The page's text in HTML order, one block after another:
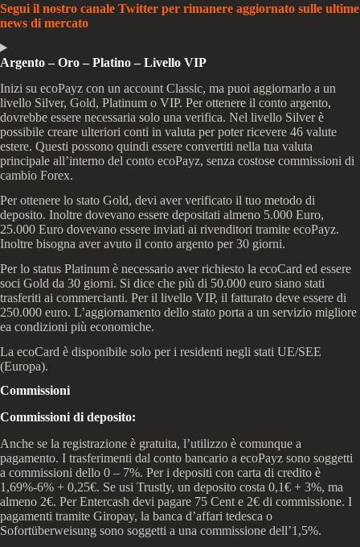
Segui il nostro canale Twitter per rimanere aggiornato sulle ultime
news di mercato
Argento – Oro – Platino – Livello VIP
Inizi su ecoPayz con un account Classic, ma puoi aggiornarlo a un
livello Silver, Gold, Platinum o VIP. Per ottenere il conto argento,
dovrebbe essere necessaria solo una verifica. Nel livello Silver è
possibile creare ulteriori conti in valuta per poter ricevere 46 valute
estere. Questi possono quindi essere convertiti nella tua valuta
principale all’interno del conto ecoPayz, senza costose commissioni di
cambio Forex.
Per ottenere lo stato Gold, devi aver verificato il tuo metodo di
deposito. Inoltre dovevano essere depositati almeno 5.000 Euro,
25.000 Euro dovevano essere inviati ai rivenditori tramite ecoPayz.
Inoltre bisogna aver avuto il conto argento per 30 giorni.
Per lo status Platinum è necessario aver richiesto la ecoCard ed essere
soci Gold da 30 giorni. Si dice che più di 50.000 euro siano stati
trasferiti ai commercianti. Per il livello VIP, il fatturato deve essere di
250.000 euro. L’aggiornamento dello stato porta a un servizio migliore
ea condizioni più economiche.
La ecoCard è disponibile solo per i residenti negli stati UE/SEE
(Europa).
Commissioni
Commissioni di deposito:
Anche se la registrazione è gratuita, l’utilizzo è comunque a
pagamento. I trasferimenti dal conto bancario a ecoPayz sono soggetti
a commissioni dello 0 – 7%. Per i depositi con carta di credito è
1,69%-6% + 0,25€. Se usi Trustly, un deposito costa 0,1€ + 3%, ma
almeno 2€. Per Entercash devi pagare 75 Cent e 2€ di commissione. I
pagamenti tramite Giropay, la banca d’affari tedesca o
Sofortüberweisung sono soggetti a una commissione dell’1,5%.